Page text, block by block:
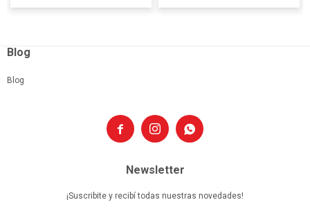
  
Blog
Blog
Newsletter
¡Suscribite y recibí todas nuestras novedades!